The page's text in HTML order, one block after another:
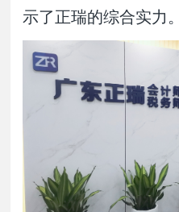
示了正瑞的综合实力。